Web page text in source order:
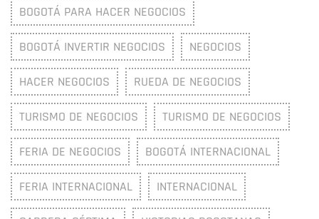
BOGOTÁ PARA HACER NEGOCIOS
BOGOTÁ INVERTIR NEGOCIOS NEGOCIOS
HACER NEGOCIOS RUEDA DE NEGOCIOS
TURISMO DE NEGOCIOS TURISMO DE NEGOCIOS
FERIA DE NEGOCIOS BOGOTÁ INTERNACIONAL
FERIA INTERNACIONAL INTERNACIONAL